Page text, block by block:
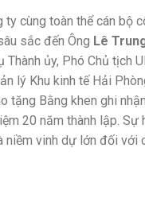
ty cùng toàn thể cán bộ
sắc đến Ông Lê
Thành ủy, Phó Chủ tịch
lý Khu kinh tế Hải
tặng Bằng khen ghi
20 năm thành lập. Sự
niềm vinh dự lớn đối với